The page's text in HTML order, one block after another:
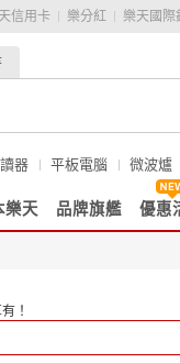
信用卡 樂分紅 樂天國際
器 平板電腦 微波爐
樂天 品牌旗艦 優惠
！